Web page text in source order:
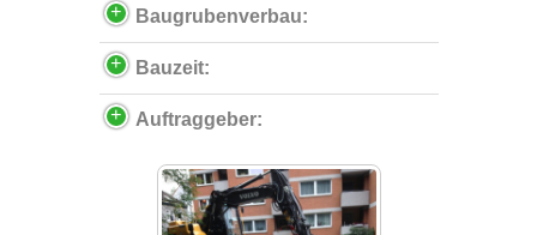
Baugrubenverbau:
Bauzeit:
Auftraggeber: